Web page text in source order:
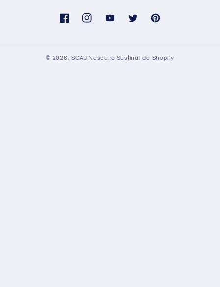
FacebookInstagramYouTubeTwitter Pinterest
© 2026,SCAUNescu.ro Susținut de Shopify